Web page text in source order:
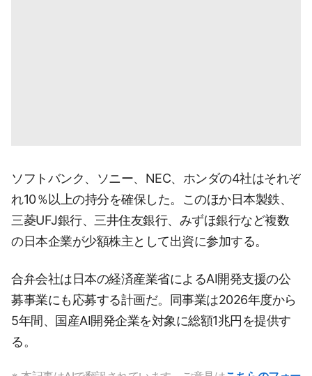
ソフトバンク、ソニー、NEC、ホンダの4社はそれぞ
れ10％以上の持分を確保した。このほか日本製鉄、
三菱UFJ銀行、三井住友銀行、みずほ銀行など複数
の日本企業が少額株主として出資に参加する。
合弁会社は日本の経済産業省によるAI開発支援の公
募事業にも応募する計画だ。同事業は2026年度から
5年間、国産AI開発企業を対象に総額1兆円を提供す
る。